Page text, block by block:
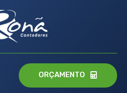
ORÇAMENTO